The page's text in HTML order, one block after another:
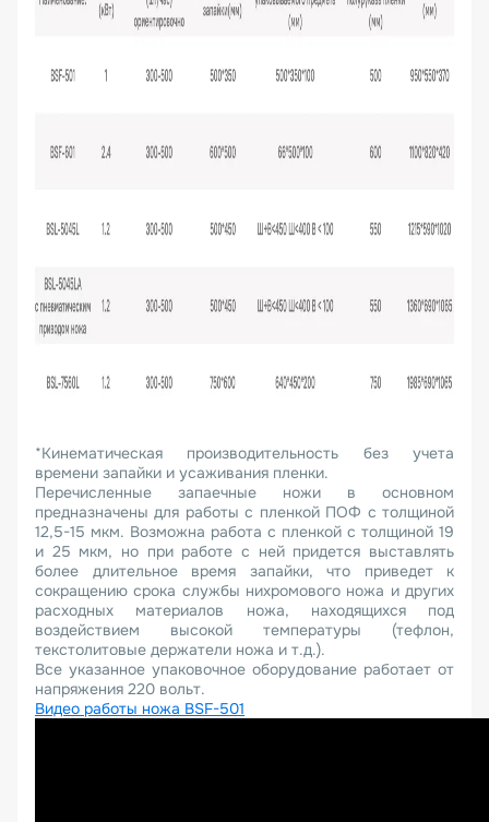
*Кинематическая производительность без учета
времени запайки и усаживания пленки.
Перечисленные запаечные ножи в основном
предназначены для работы с пленкой ПОФ с толщиной
12,5-15 мкм. Возможна работа с пленкой с толщиной 19
и 25 мкм, но при работе с ней придется выставлять
более длительное время запайки, что приведет к
сокращению срока службы нихромового ножа и других
расходных материалов ножа, находящихся под
воздействием высокой температуры (тефлон,
текстолитовые держатели ножа и т.д.).
Все указанное упаковочное оборудование работает от
напряжения 220 вольт.
Видео работы ножа BSF-501